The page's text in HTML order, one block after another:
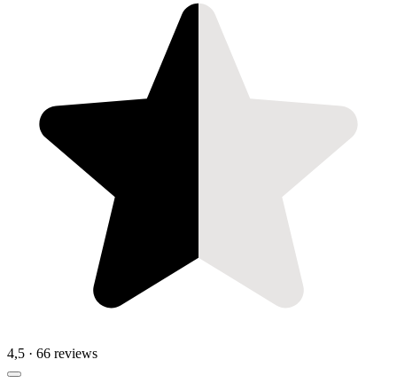
4,5 · 66 reviews